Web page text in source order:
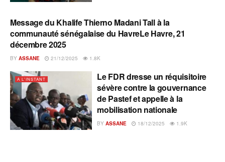
A L'INSTANT
Message du Khalife Thierno Madani Tall à la
communauté sénégalaise du HavreLe Havre, 21
décembre 2025
BY ASSANE 21/12/2025 1.8K
A L'INSTANT
Le FDR dresse un réquisitoire
sévère contre la gouvernance
de Pastef et appelle à la
mobilisation nationale
BY ASSANE 18/12/2025 1.9K